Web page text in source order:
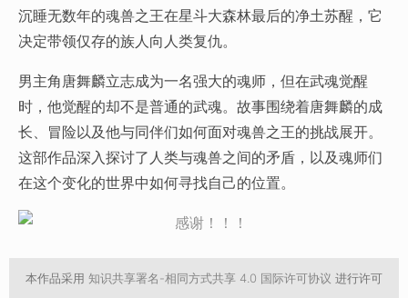
沉睡无数年的魂兽之王在星斗大森林最后的净土苏醒，它
决定带领仅存的族人向人类复仇。
男主角唐舞麟立志成为一名强大的魂师，但在武魂觉醒
时，他觉醒的却不是普通的武魂。故事围绕着唐舞麟的成
长、冒险以及他与同伴们如何面对魂兽之王的挑战展开。
这部作品深入探讨了人类与魂兽之间的矛盾，以及魂师们
在这个变化的世界中如何寻找自己的位置。
本作品采用 知识共享署名-相同方式共享 4.0 国际许可协议 进行许可